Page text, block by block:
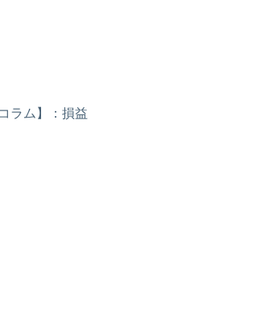
コラム】：損益